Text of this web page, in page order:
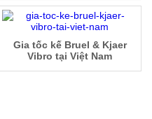
Gia tốc kế Bruel & Kjaer
Vibro tại Việt Nam